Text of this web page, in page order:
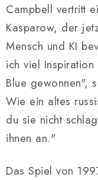
Campbell vertritt
Kasparow, der
Mensch und KI
ich viel
Blue gewonnen",
Wie ein altes
du sie nicht
ihnen an."
Das Spiel von